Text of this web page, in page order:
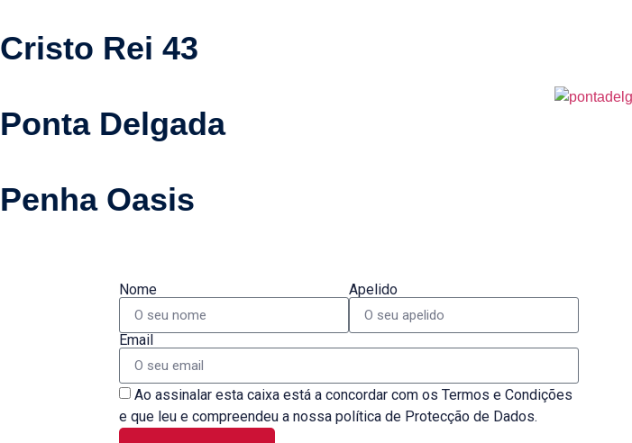
Cristo Rei 43
Ponta Delgada
Penha Oasis
Nome Apelido
Email
Ao assinalar esta caixa está a concordar com os Termos e Condições
e que leu e compreendeu a nossa política de Protecção de Dados.